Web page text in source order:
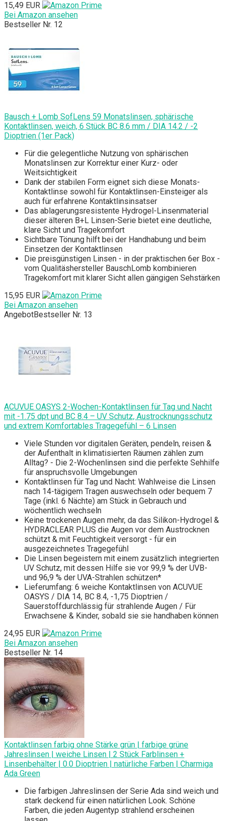
15,49 EUR
Bei Amazon ansehen
Bestseller Nr. 12
Bausch + Lomb SofLens 59 Monatslinsen, sphärische
Kontaktlinsen, weich, 6 Stück BC 8.6 mm / DIA 14.2 / -2
Dioptrien (1er Pack)
Für die gelegentliche Nutzung von sphärischen
Monatslinsen zur Korrektur einer Kurz- oder
Weitsichtigkeit
Dank der stabilen Form eignet sich diese Monats-
Kontaktlinse sowohl für Kontaktlinsen-Einsteiger als
auch für erfahrene Kontaktlinsinsatser
Das ablagerungsresistente Hydrogel-Linsenmaterial
dieser älteren B+L Linsen-Serie bietet eine deutliche,
klare Sicht und Tragekomfort
Sichtbare Tönung hilft bei der Handhabung und beim
Einsetzen der Kontaktlinsen
Die preisgünstigen Linsen - in der praktischen 6er Box -
vom Qualitäshersteller BauschLomb kombinieren
Tragekomfort mit klarer Sicht allen gängigen Sehstärken
15,95 EUR
Bei Amazon ansehen
AngebotBestseller Nr. 13
ACUVUE OASYS 2-Wochen-Kontaktlinsen für Tag und Nacht
mit -1.75 dpt und BC 8.4 – UV Schutz, Austrocknungsschutz
und extrem Komfortables Tragegefühl – 6 Linsen
Viele Stunden vor digitalen Geräten, pendeln, reisen &
der Aufenthalt in klimatisierten Räumen zählen zum
Alltag? - Die 2-Wochenlinsen sind die perfekte Sehhilfe
für anspruchsvolle Umgebungen
Kontaktlinsen für Tag und Nacht: Wahlweise die Linsen
nach 14-tägigem Tragen auswechseln oder bequem 7
Tage (inkl. 6 Nächte) am Stück in Gebrauch und
wöchentlich wechseln
Keine trockenen Augen mehr, da das Silikon-Hydrogel &
HYDRACLEAR PLUS die Augen vor dem Austrocknen
schützt & mit Feuchtigkeit versorgt - für ein
ausgezeichnetes Tragegefühl
Die Linsen begeistern mit einem zusätzlich integrierten
UV Schutz, mit dessen Hilfe sie vor 99,9 % der UVB-
und 96,9 % der UVA-Strahlen schützen*
Lieferumfang: 6 weiche Kontaktlinsen von ACUVUE
OASYS / DIA 14, BC 8.4, -1,75 Dioptrien /
Sauerstoffdurchlässig für strahlende Augen / Für
Erwachsene & Kinder, sobald sie sie handhaben können
24,95 EUR
Bei Amazon ansehen
Bestseller Nr. 14
Kontaktlinsen farbig ohne Stärke grün | farbige grüne
Jahreslinsen | weiche Linsen | 2 Stück Farblinsen +
Linsenbehälter | 0.0 Dioptrien | natürliche Farben | Charmiga
Ada Green
Die farbigen Jahreslinsen der Serie Ada sind weich und
stark deckend für einen natürlichen Look. Schöne
Farben, die jeden Augentyp strahlend erscheinen